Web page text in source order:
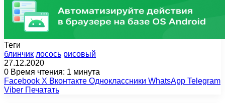
Теги
блинчик лосось рисовый
27.12.2020
0 Время чтения: 1 минута
Facebook X Вконтакте Одноклассники WhatsApp Telegram
Viber Печатать